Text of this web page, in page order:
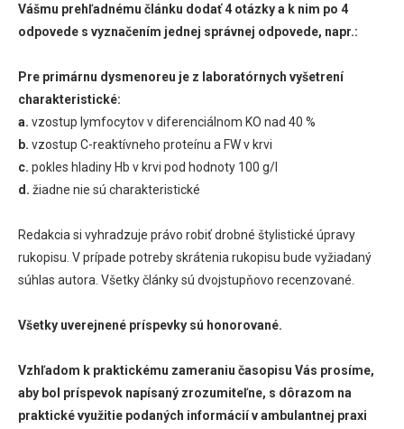
Vášmu prehľadnému článku dodať 4 otázky a k nim po 4
odpovede s vyznačením jednej správnej odpovede, napr.:
Pre primárnu dysmenoreu je z laboratórnych vyšetrení
charakteristické:
a. vzostup lymfocytov v diferenciálnom KO nad 40 %
b. vzostup C-reaktívneho proteínu a FW v krvi
c. pokles hladiny Hb v krvi pod hodnoty 100 g/l
d. žiadne nie sú charakteristické
Redakcia si vyhradzuje právo robiť drobné štylistické úpravy
rukopisu. V prípade potreby skrátenia rukopisu bude vyžiadaný
súhlas autora. Všetky články sú dvojstupňovo recenzované.
Všetky uverejnené príspevky sú honorované.
Vzhľadom k praktickému zameraniu časopisu Vás prosíme,
aby bol príspevok napísaný zrozumiteľne, s dôrazom na
praktické využitie podaných informácií v ambulantnej praxi